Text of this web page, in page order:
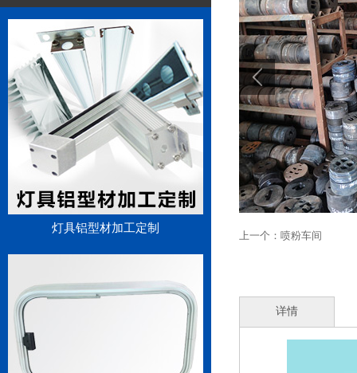
灯具铝型材加工定制
上一个： 喷粉车间
详情